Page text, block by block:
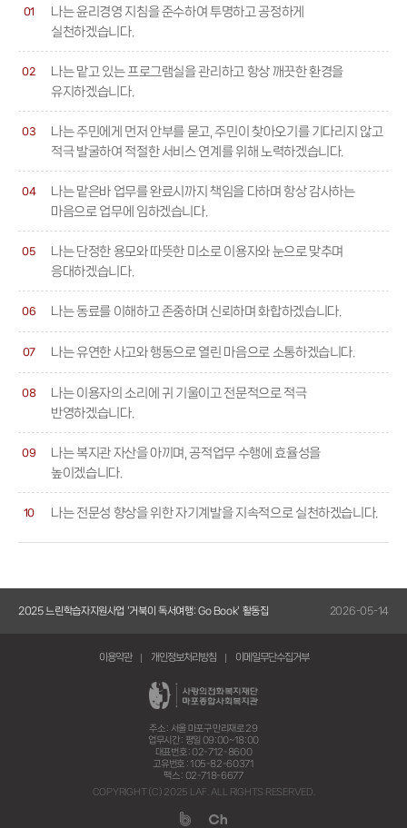
01
나는 윤리경영 지침을 준수하여 투명하고 공정하게
실천하겠습니다.
02
나는 맡고 있는 프로그램실을 관리하고 항상 깨끗한 환경을
유지하겠습니다.
03
나는 주민에게 먼저 안부를 묻고, 주민이 찾아오기를 기다리지 않고
적극 발굴하여 적절한 서비스 연계를 위해 노력하겠습니다.
04
나는 맡은바 업무를 완료시까지 책임을 다하며 항상 감사하는
마음으로 업무에 임하겠습니다.
05
나는 단정한 용모와 따뜻한 미소로 이용자와 눈으로 맞추며
응대하겠습니다.
06 나는 동료를 이해하고 존중하며 신뢰하며 화합하겠습니다.
07 나는 유연한 사고와 행동으로 열린 마음으로 소통하겠습니다.
08
나는 이용자의 소리에 귀 기울이고 전문적으로 적극
반영하겠습니다.
09
나는 복지관 자산을 아끼며, 공적업무 수행에 효율성을
높이겠습니다.
10 나는 전문성 향상을 위한 자기계발을 지속적으로 실천하겠습니다.
이용약관 개인정보처리방침 이메일무단수집거부
활동집 2026-05-14 2026 사랑친구소식 Vol.14 발간
주소 : 서울 마포구 만리재로 29
업무시간 : 평일 09:00~18:00
대표번호 : 02-712-8600
고유번호 : 105-82-60371
팩스 : 02-718-6677
COPYRIGHT (C) 2025 LAF. ALL RIGHTS RESERVED.